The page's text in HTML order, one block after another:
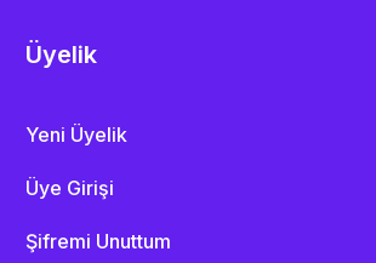
Üyelik
Yeni Üyelik
Üye Girişi
Şifremi Unuttum